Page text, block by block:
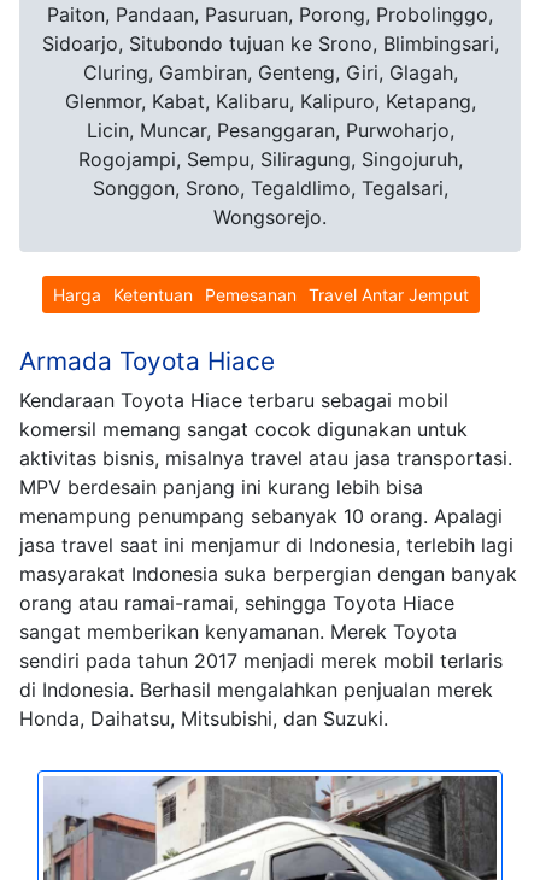
Paiton, Pandaan, Pasuruan, Porong, Probolinggo,
Sidoarjo, Situbondo tujuan ke Srono, Blimbingsari,
Cluring, Gambiran, Genteng, Giri, Glagah,
Glenmor, Kabat, Kalibaru, Kalipuro, Ketapang,
Licin, Muncar, Pesanggaran, Purwoharjo,
Rogojampi, Sempu, Siliragung, Singojuruh,
Songgon, Srono, Tegaldlimo, Tegalsari,
Wongsorejo.
Harga Ketentuan Pemesanan Travel Antar Jemput
Armada Toyota Hiace
Kendaraan Toyota Hiace terbaru sebagai mobil
komersil memang sangat cocok digunakan untuk
aktivitas bisnis, misalnya travel atau jasa transportasi.
MPV berdesain panjang ini kurang lebih bisa
menampung penumpang sebanyak 10 orang. Apalagi
jasa travel saat ini menjamur di Indonesia, terlebih lagi
masyarakat Indonesia suka berpergian dengan banyak
orang atau ramai-ramai, sehingga Toyota Hiace
sangat memberikan kenyamanan. Merek Toyota
sendiri pada tahun 2017 menjadi merek mobil terlaris
di Indonesia. Berhasil mengalahkan penjualan merek
Honda, Daihatsu, Mitsubishi, dan Suzuki.